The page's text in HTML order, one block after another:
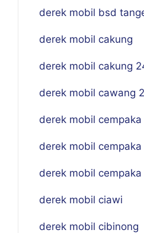
derek mobil bsd
derek mobil cakung
derek mobil cakung
derek mobil cawang
derek mobil cempaka
derek mobil
derek mobil
derek mobil ciawi
derek mobil cibinong